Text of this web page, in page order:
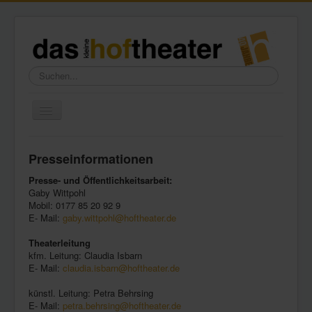
Suchen...
Freundeskreis
Galerie
Presse
Kontakt
Presseinformationen
Presse- und Öffentlichkeitsarbeit:
Gaby Wittpohl
Mobil: 0177 85 20 92 9
E- Mail: gaby.wittpohl@hoftheater.de
Theaterleitung
kfm. Leitung: Claudia Isbarn
E- Mail: claudia.isbarn@hoftheater.de
künstl. Leitung: Petra Behrsing
E- Mail: petra.behrsing@hoftheater.de